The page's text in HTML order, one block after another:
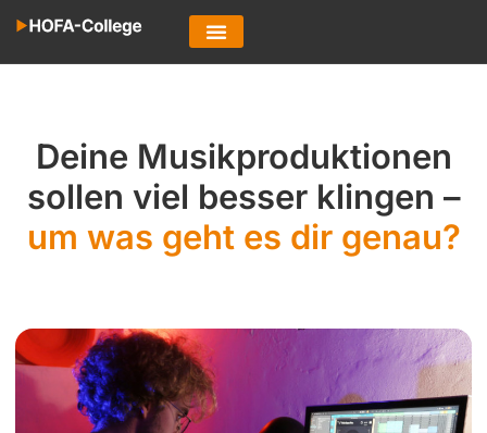
Deine Musikproduktionen
sollen viel besser klingen –
um was geht es dir genau?